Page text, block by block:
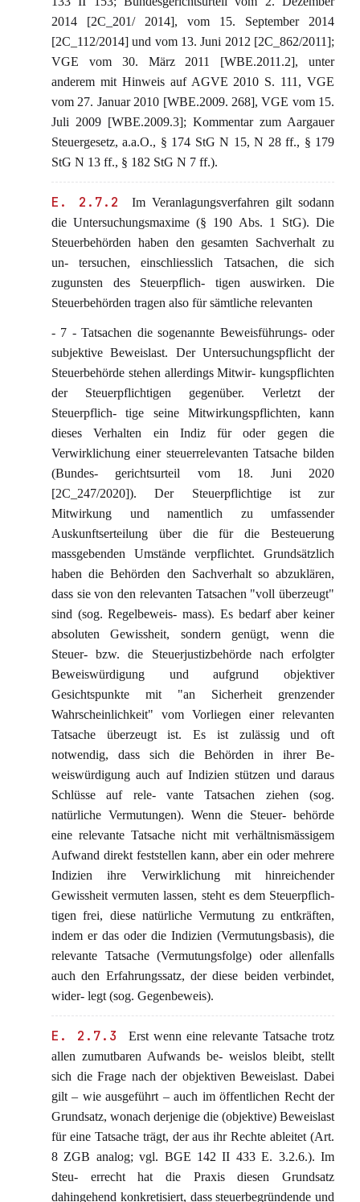
2014 [2C_201/ 2014], vom 15. September 2014
[2C_112/2014] und vom 13. Juni 2012 [2C_862/2011];
VGE vom 30. März 2011 [WBE.2011.2], unter
anderem mit Hinweis auf AGVE 2010 S. 111, VGE
vom 27. Januar 2010 [WBE.2009. 268], VGE vom 15.
Juli 2009 [WBE.2009.3]; Kommentar zum Aargauer
Steuergesetz, a.a.O., § 174 StG N 15, N 28 ff., § 179
StG N 13 ff., § 182 StG N 7 ff.).
E. 2.7.2
Im Veranlagungsverfahren gilt sodann
die Untersuchungsmaxime (§ 190 Abs. 1 StG). Die
Steuerbehörden haben den gesamten Sachverhalt zu
un- tersuchen, einschliesslich Tatsachen, die sich
zugunsten des Steuerpflich- tigen auswirken. Die
Steuerbehörden tragen also für sämtliche relevanten
- 7 - Tatsachen die sogenannte Beweisführungs- oder
subjektive Beweislast. Der Untersuchungspflicht der
Steuerbehörde stehen allerdings Mitwir- kungspflichten
der Steuerpflichtigen gegenüber. Verletzt der
Steuerpflich- tige seine Mitwirkungspflichten, kann
dieses Verhalten ein Indiz für oder gegen die
Verwirklichung einer steuerrelevanten Tatsache bilden
(Bundes- gerichtsurteil vom 18. Juni 2020
[2C_247/2020]). Der Steuerpflichtige ist zur
Mitwirkung und namentlich zu umfassender
Auskunftserteilung über die für die Besteuerung
massgebenden Umstände verpflichtet. Grundsätzlich
haben die Behörden den Sachverhalt so abzuklären,
dass sie von den relevanten Tatsachen "voll überzeugt"
sind (sog. Regelbeweis- mass). Es bedarf aber keiner
absoluten Gewissheit, sondern genügt, wenn die
Steuer- bzw. die Steuerjustizbehörde nach erfolgter
Beweiswürdigung und aufgrund objektiver
Gesichtspunkte mit "an Sicherheit grenzender
Wahrscheinlichkeit" vom Vorliegen einer relevanten
Tatsache überzeugt ist. Es ist zulässig und oft
notwendig, dass sich die Behörden in ihrer Be-
weiswürdigung auch auf Indizien stützen und daraus
Schlüsse auf rele- vante Tatsachen ziehen (sog.
natürliche Vermutungen). Wenn die Steuer- behörde
eine relevante Tatsache nicht mit verhältnismässigem
Aufwand direkt feststellen kann, aber ein oder mehrere
Indizien ihre Verwirklichung mit hinreichender
Gewissheit vermuten lassen, steht es dem Steuerpflich-
tigen frei, diese natürliche Vermutung zu entkräften,
indem er das oder die Indizien (Vermutungsbasis), die
relevante Tatsache (Vermutungsfolge) oder allenfalls
auch den Erfahrungssatz, der diese beiden verbindet,
wider- legt (sog. Gegenbeweis).
E. 2.7.3
Erst wenn eine relevante Tatsache trotz
allen zumutbaren Aufwands be- weislos bleibt, stellt
sich die Frage nach der objektiven Beweislast. Dabei
gilt – wie ausgeführt – auch im öffentlichen Recht der
Grundsatz, wonach derjenige die (objektive) Beweislast
für eine Tatsache trägt, der aus ihr Rechte ableitet (Art.
8 ZGB analog; vgl. BGE 142 II 433 E. 3.2.6.). Im
Steu- errecht hat die Praxis diesen Grundsatz
dahingehend konkretisiert, dass steuerbegründende und